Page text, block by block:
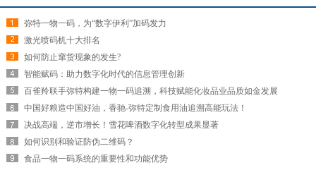
弥特一物一码，为“数字伊利”加码发力
激光喷码机十大排名
如何防止窜货现象的发生?
智能赋码：助力数字化时代的信息管理创新
百雀羚联手弥特构建一物一码追溯，科技赋能化妆品业品质如金发展
中国好粮造中国好油，香驰-弥特定制食用油追溯高能玩法！
决战高端，逆市增长！雪花啤酒数字化转型成果显著
如何识别和验证防伪二维码？
食品一物一码系统的重要性和功能优势